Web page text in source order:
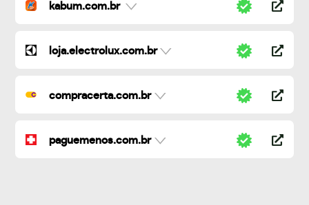
kabum.com.br
loja.electrolux.com.br
compracerta.com.br
paguemenos.com.br